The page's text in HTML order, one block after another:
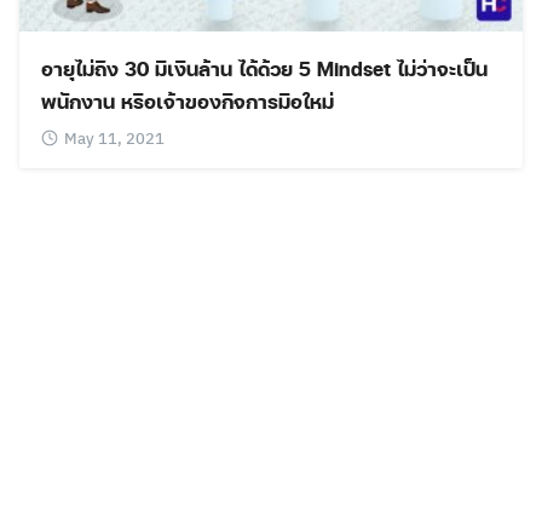
อายุไม่ถึง 30 มีเงินล้าน ได้ด้วย 5 Mindset ไม่ว่าจะเป็น
พนักงาน หรือเจ้าของกิจการมือใหม่
May 11, 2021